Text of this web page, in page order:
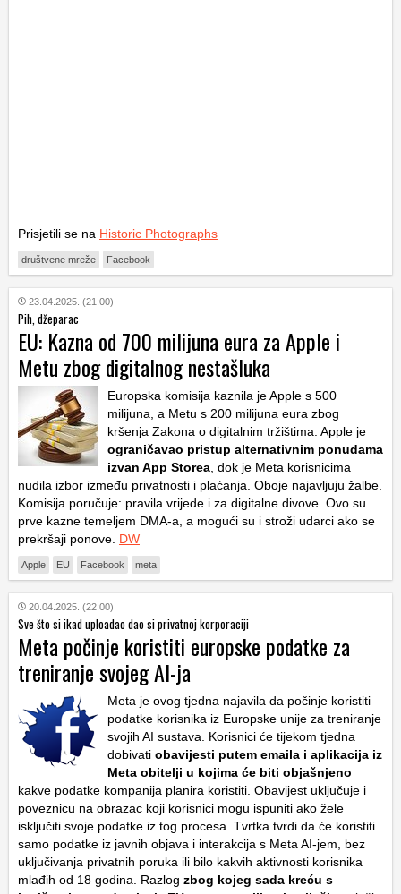
Prisjetili se na Historic Photographs
društvene mreže Facebook
23.04.2025. (21:00)
Pih, džeparac
EU: Kazna od 700 milijuna eura za Apple i
Metu zbog digitalnog nestašluka
Europska komisija kaznila je Apple s 500
milijuna, a Metu s 200 milijuna eura zbog
kršenja Zakona o digitalnim tržištima. Apple je
ograničavao pristup alternativnim ponudama
izvan App Storea , dok je Meta korisnicima
nudila izbor između privatnosti i plaćanja. Oboje najavljuju žalbe.
Komisija poručuje: pravila vrijede i za digitalne divove. Ovo su
prve kazne temeljem DMA-a, a mogući su i stroži udarci ako se
prekršaji ponove. DW
Apple EU Facebook meta
20.04.2025. (22:00)
Sve što si ikad uploadao dao si privatnoj korporaciji
Meta počinje koristiti europske podatke za
treniranje svojeg AI-ja
Meta je ovog tjedna najavila da počinje koristiti
podatke korisnika iz Europske unije za treniranje
svojih AI sustava. Korisnici će tijekom tjedna
dobivati obavijesti putem emaila i aplikacija iz
Meta obitelji u kojima će biti objašnjeno
kakve podatke kompanija planira koristiti. Obavijest uključuje i
poveznicu na obrazac koji korisnici mogu ispuniti ako žele
isključiti svoje podatke iz tog procesa. Tvrtka tvrdi da će koristiti
samo podatke iz javnih objava i interakcija s Meta AI-jem, bez
uključivanja privatnih poruka ili bilo kakvih aktivnosti korisnika
mlađih od 18 godina. Razlog zbog kojeg sada kreću s